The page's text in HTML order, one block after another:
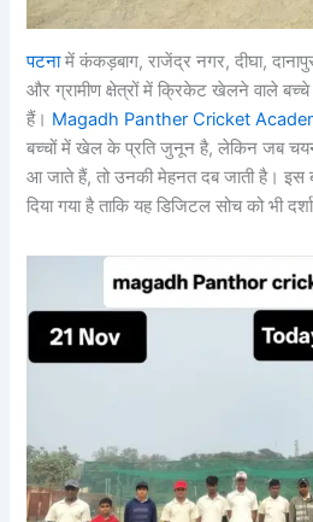
पटनामें कंकड़बाग, राजेंद्र नगर, दीघा,
और ग्रामीण क्षेत्रों में क्रिकेट खेलने वाले
हैं। Magadh Panther Cricket
बच्चों में खेल के प्रति जुनून है, लेकिन जब
आ जाते हैं, तो उनकी मेहनत दब जाती है। इस
दिया गया है ताकि यह डिजिटल सोच को भी